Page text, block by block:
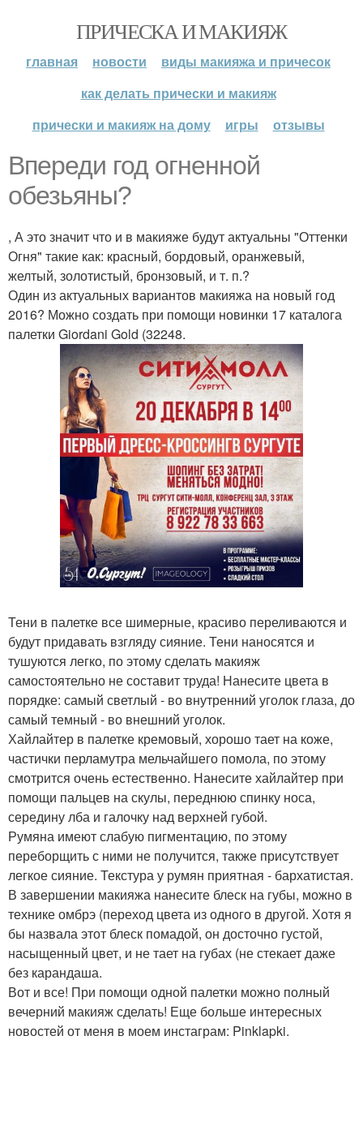
ПРИЧЕСКА И МАКИЯЖ
главная новости
виды макияжа и причесок
как делать прически и макияж
прически и макияж на дому
игры отзывы
Впереди год огненной
обезьяны?
, А это значит что и в макияже будут актуальны "Оттенки
Огня" такие как: красный, бордовый, оранжевый,
желтый, золотистый, бронзовый, и т. п.?
Один из актуальных вариантов макияжа на новый год
2016? Можно создать при помощи новинки 17 каталога
палетки Giordani Gold (32248.
Тени в палетке все шимерные, красиво переливаются и
будут придавать взгляду сияние. Тени наносятся и
тушуются легко, по этому сделать макияж
самостоятельно не составит труда! Нанесите цвета в
порядке: самый светлый - во внутренний уголок глаза, до
самый темный - во внешний уголок.
Хайлайтер в палетке кремовый, хорошо тает на коже,
частички перламутра мельчайшего помола, по этому
смотрится очень естественно. Нанесите хайлайтер при
помощи пальцев на скулы, переднюю спинку носа,
середину лба и галочку над верхней губой.
Румяна имеют слабую пигментацию, по этому
переборщить с ними не получится, также присутствует
легкое сияние. Текстура у румян приятная - бархатистая.
В завершении макияжа нанесите блеск на губы, можно в
технике омбрэ (переход цвета из одного в другой. Хотя я
бы назвала этот блеск помадой, он досточно густой,
насыщенный цвет, и не тает на губах (не стекает даже
без карандаша.
Вот и все! При помощи одной палетки можно полный
вечерний макияж сделать! Еще больше интересных
новостей от меня в моем инстаграм: Pinklapki.